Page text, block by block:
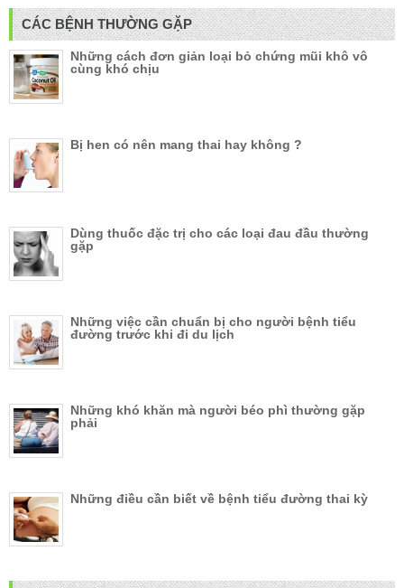
CÁC BỆNH THƯỜNG GẶP
Những cách đơn giản loại bỏ chứng mũi khô vô
cùng khó chịu
Bị hen có nên mang thai hay không ?
Dùng thuốc đặc trị cho các loại đau đầu thường
gặp
Những việc cần chuẩn bị cho người bệnh tiểu
đường trước khi đi du lịch
Những khó khăn mà người béo phì thường gặp
phải
Những điều cần biết về bệnh tiểu đường thai kỳ